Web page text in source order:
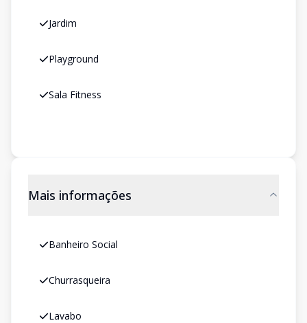
Jardim
Playground
Sala Fitness
Mais informações
Banheiro Social
Churrasqueira
Lavabo